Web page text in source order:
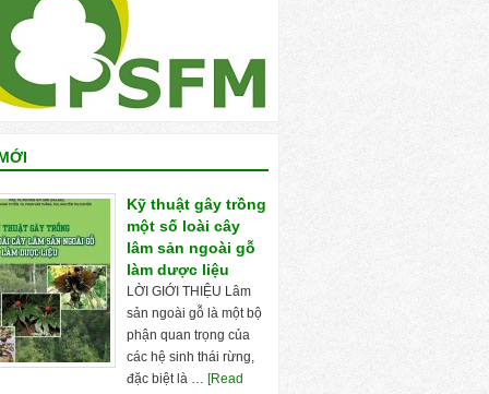
Kỹ thuật gây trồng
một số loài cây
lâm sản ngoài gỗ
làm dược liệu
LỜI GIỚI THIỆU Lâm
sản ngoài gỗ là một bộ
phận quan trọng của
các hệ sinh thái rừng,
đặc biệt là … [Read